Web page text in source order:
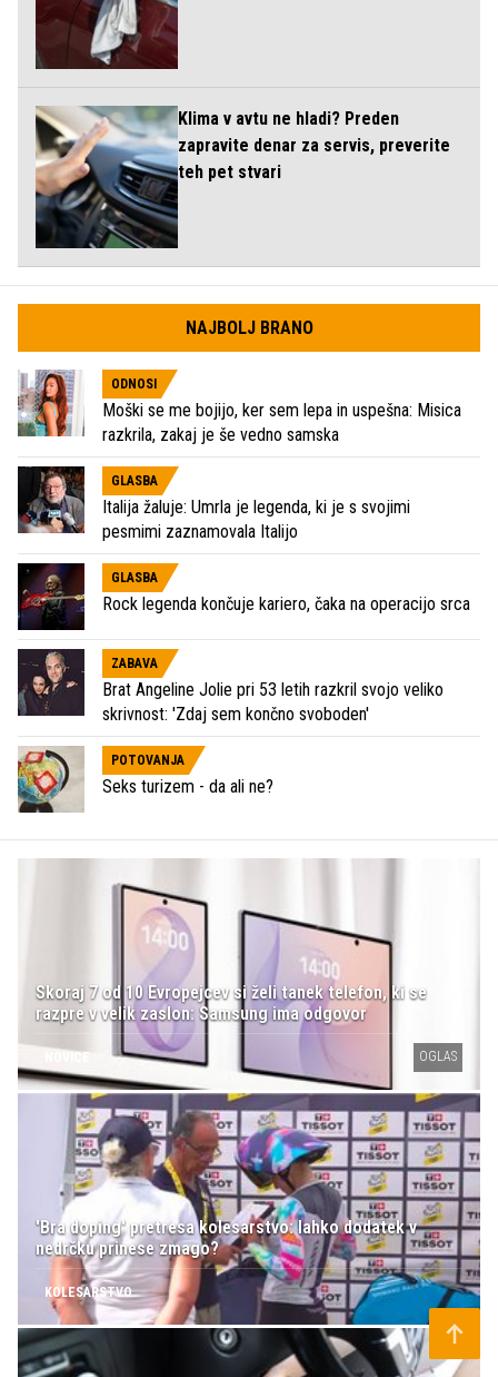
Klima v avtu ne hladi? Preden
zapravite denar za servis, preverite
teh pet stvari
NAJBOLJ BRANO
ODNOSI
Moški se me bojijo, ker sem lepa in uspešna: Misica
razkrila, zakaj je še vedno samska
GLASBA
Italija žaluje: Umrla je legenda, ki je s svojimi
pesmimi zaznamovala Italijo
GLASBA
Rock legenda končuje kariero, čaka na operacijo srca
ZABAVA
Brat Angeline Jolie pri 53 letih razkril svojo veliko
skrivnost: 'Zdaj sem končno svoboden'
POTOVANJA
Seks turizem - da ali ne?
Skoraj 7 od 10 Evropejcev si želi tanek telefon, ki se
razpre v velik zaslon: Samsung ima odgovor
NOVICE OGLAS
'Bra doping' pretresa kolesarstvo: lahko dodatek v
nedrčku prinese zmago?
KOLESARSTVO